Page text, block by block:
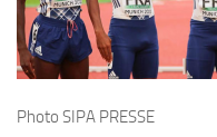
Photo SIPA PRESSE